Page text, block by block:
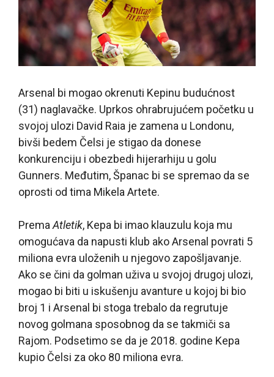
Arsenal bi mogao okrenuti Kepinu budućnost
(31) naglavačke. Uprkos ohrabrujućem početku u
svojoj ulozi David Raia je zamena u Londonu,
bivši bedem Čelsi je stigao da donese
konkurenciju i obezbedi hijerarhiju u golu
Gunners. Međutim, Španac bi se spremao da se
oprosti od tima Mikela Artete.
Prema Atletik, Kepa bi imao klauzulu koja mu
omogućava da napusti klub ako Arsenal povrati 5
miliona evra uloženih u njegovo zapošljavanje.
Ako se čini da golman uživa u svojoj drugoj ulozi,
mogao bi biti u iskušenju avanture u kojoj bi bio
broj 1 i Arsenal bi stoga trebalo da regrutuje
novog golmana sposobnog da se takmiči sa
Rajom. Podsetimo se da je 2018. godine Kepa
kupio Čelsi za oko 80 miliona evra.